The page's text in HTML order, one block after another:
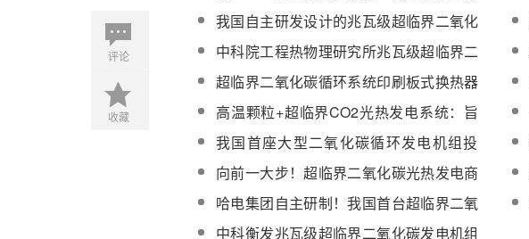
评论
收藏
术助力矿厂实现可再生能源目标
我国自主研发设计的兆瓦级超临界二氧化
碳发电示范机组正式开建
中科院工程热物理研究所兆瓦级超临界二
氧化碳压缩机测试取得圆满成功
超临界二氧化碳循环系统印刷板式换热器
联合研制协议洛阳签署
高温颗粒+超临界CO2光热发电系统：旨
在实现5美分/kWh的下一代CSP技术
我国首座大型二氧化碳循环发电机组投
运，未来可应用于高效光热、储能等领域
向前一大步！超临界二氧化碳光热发电商
业化理想照进现实
哈电集团自主研制！我国首台超临界二氧
化碳锅炉试运行
中科衡发兆瓦级超临界二氧化碳发电机组